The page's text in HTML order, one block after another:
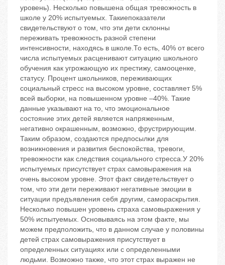
уровень). Несколько повышена общая тревожность в
школе у 20% испытуемых. Такиепоказатели
свидетельствуют о том, что эти дети склонны
переживать тревожность разной степени
интенсивности, находясь в школе.То есть, 40% от всего
числа испытуемых расценивают ситуацию школьного
обучения как угрожающую их престижу, самооценке,
статусу. Процент школьников, переживающих
социальный стресс на высоком уровне, составляет 5%
всей выборки, на повышенном уровне –40%. Такие
данные указывают на то, что эмоциональное
состояние этих детей является напряженным,
негативно окрашенным, возможно, фрустрирующим.
Таким образом, создаются предпосылки для
возникновения и развития беспокойства, тревоги,
тревожности как следствия социального стресса.У 20%
испытуемых присутствует страх самовыражения на
очень высоком уровне. Этот факт свидетельствует о
том, что эти дети переживают негативные эмоции в
ситуации предъявления себя другим, самораскрытия.
Несколько повышен уровень страха самовыражения у
50% испытуемых. Основываясь на этом факте, мы
можем предположить, что в данном случае у половины
детей страх самовыражения присутствует в
определенных ситуациях или с определенными
людьми. Возможно также, что этот страх выражен не